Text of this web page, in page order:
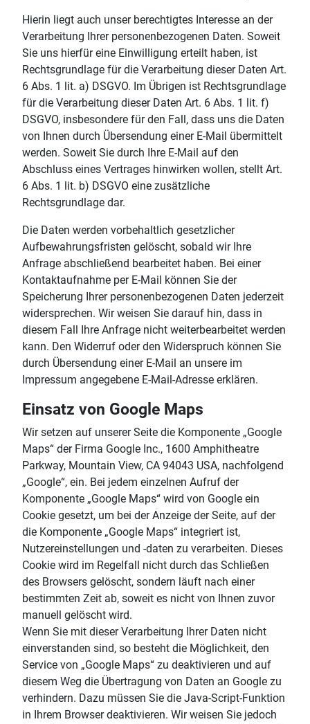
Hierin liegt auch unser berechtigtes Interesse an der
Verarbeitung Ihrer personenbezogenen Daten. Soweit
Sie uns hierfür eine Einwilligung erteilt haben, ist
Rechtsgrundlage für die Verarbeitung dieser Daten Art.
6 Abs. 1 lit. a) DSGVO. Im Übrigen ist Rechtsgrundlage
für die Verarbeitung dieser Daten Art. 6 Abs. 1 lit. f)
DSGVO, insbesondere für den Fall, dass uns die Daten
von Ihnen durch Übersendung einer E-Mail übermittelt
werden. Soweit Sie durch Ihre E-Mail auf den
Abschluss eines Vertrages hinwirken wollen, stellt Art.
6 Abs. 1 lit. b) DSGVO eine zusätzliche
Rechtsgrundlage dar.
Die Daten werden vorbehaltlich gesetzlicher
Aufbewahrungsfristen gelöscht, sobald wir Ihre
Anfrage abschließend bearbeitet haben. Bei einer
Kontaktaufnahme per E-Mail können Sie der
Speicherung Ihrer personenbezogenen Daten jederzeit
widersprechen. Wir weisen Sie darauf hin, dass in
diesem Fall Ihre Anfrage nicht weiterbearbeitet werden
kann. Den Widerruf oder den Widerspruch können Sie
durch Übersendung einer E-Mail an unsere im
Impressum angegebene E-Mail-Adresse erklären.
Einsatz von Google Maps
Wir setzen auf unserer Seite die Komponente „Google
Maps“ der Firma Google Inc., 1600 Amphitheatre
Parkway, Mountain View, CA 94043 USA, nachfolgend
„Google“, ein. Bei jedem einzelnen Aufruf der
Komponente „Google Maps“ wird von Google ein
Cookie gesetzt, um bei der Anzeige der Seite, auf der
die Komponente „Google Maps“ integriert ist,
Nutzereinstellungen und -daten zu verarbeiten. Dieses
Cookie wird im Regelfall nicht durch das Schließen
des Browsers gelöscht, sondern läuft nach einer
bestimmten Zeit ab, soweit es nicht von Ihnen zuvor
manuell gelöscht wird.
Wenn Sie mit dieser Verarbeitung Ihrer Daten nicht
einverstanden sind, so besteht die Möglichkeit, den
Service von „Google Maps“ zu deaktivieren und auf
diesem Weg die Übertragung von Daten an Google zu
verhindern. Dazu müssen Sie die Java-Script-Funktion
in Ihrem Browser deaktivieren. Wir weisen Sie jedoch